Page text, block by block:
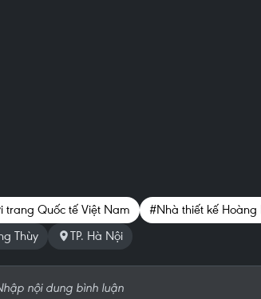
trang Quốc tế Việt Nam #Nhà thiết kế Hoàng
Thùy
TP. Hà Nội